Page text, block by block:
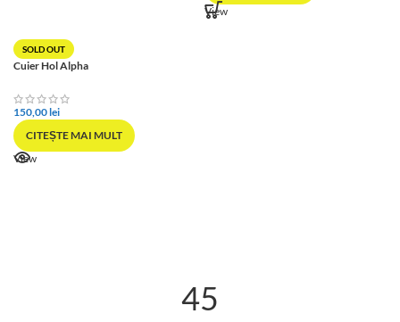
SOLD OUT
Cuier Hol Alpha
150,00lei
CITEȘTE MAI MULT
View
View
45